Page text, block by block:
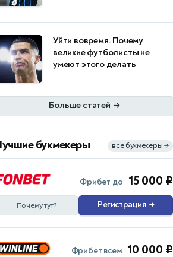
Уйти вовремя. Почему
великие футболисты не
умеют этого делать
Больше статей →
букмекеры все букмекеры →
Фрибет до 15 000 ₽
Почему тут? Регистрация →
Фрибет всем 10 000 ₽